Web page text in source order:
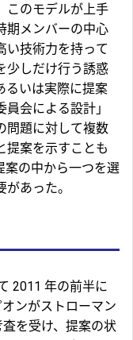
このモデルが上手
期メンバーの中心
い技術力を持って
少しだけ行う誘惑
るいは実際に提案
会による設計」
問題に対して複数
提案を示すことも
案の中から一つを選
あった。
2011 年の前半に
ンがストローマン
を受け、提案の状